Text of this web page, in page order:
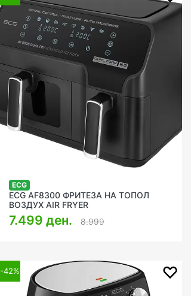
ECG
ECG AF8300 ФРИТЕЗА НА ТОПОЛ
ВОЗДУХ AIR FRYER
7.499 ден. 8.999
-42%